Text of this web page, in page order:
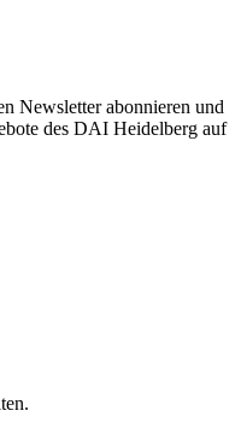
Newsletter abonnieren und
des DAI Heidelberg auf